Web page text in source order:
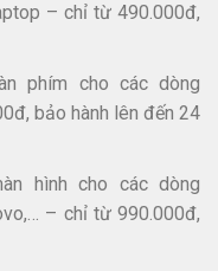
– chỉ từ 490.000đ,
phím cho các dòng
bảo hành lên đến 24
hình cho các dòng
– chỉ từ 990.000đ,